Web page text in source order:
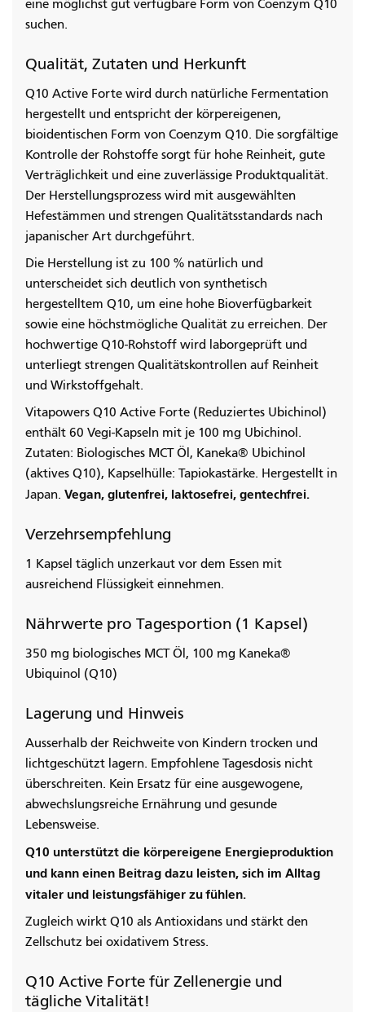
eine möglichst gut verfügbare Form von Coenzym Q10
suchen.
Qualität, Zutaten und Herkunft
Q10 Active Forte wird durch natürliche Fermentation
hergestellt und entspricht der körpereigenen,
bioidentischen Form von Coenzym Q10. Die sorgfältige
Kontrolle der Rohstoffe sorgt für hohe Reinheit, gute
Verträglichkeit und eine zuverlässige Produktqualität.
Der Herstellungsprozess wird mit ausgewählten
Hefestämmen und strengen Qualitätsstandards nach
japanischer Art durchgeführt.
Die Herstellung ist zu 100 % natürlich und
unterscheidet sich deutlich von synthetisch
hergestelltem Q10, um eine hohe Bioverfügbarkeit
sowie eine höchstmögliche Qualität zu erreichen. Der
hochwertige Q10-Rohstoff wird laborgeprüft und
unterliegt strengen Qualitätskontrollen auf Reinheit
und Wirkstoffgehalt.
Vitapowers Q10 Active Forte (Reduziertes Ubichinol)
enthält 60 Vegi-Kapseln mit je 100 mg Ubichinol.
Zutaten: Biologisches MCT Öl, Kaneka® Ubichinol
(aktives Q10), Kapselhülle: Tapiokastärke. Hergestellt in
Japan. Vegan, glutenfrei, laktosefrei, gentechfrei.
Verzehrsempfehlung
1 Kapsel täglich unzerkaut vor dem Essen mit
ausreichend Flüssigkeit einnehmen.
Nährwerte pro Tagesportion (1 Kapsel)
350 mg biologisches MCT Öl, 100 mg Kaneka®
Ubiquinol (Q10)
Lagerung und Hinweis
Ausserhalb der Reichweite von Kindern trocken und
lichtgeschützt lagern. Empfohlene Tagesdosis nicht
überschreiten. Kein Ersatz für eine ausgewogene,
abwechslungsreiche Ernährung und gesunde
Lebensweise.
Q10 unterstützt die körpereigene Energieproduktion
und kann einen Beitrag dazu leisten, sich im Alltag
vitaler und leistungsfähiger zu fühlen.
Zugleich wirkt Q10 als Antioxidans und stärkt den
Zellschutz bei oxidativem Stress.
Q10 Active Forte für Zellenergie und
tägliche Vitalität!